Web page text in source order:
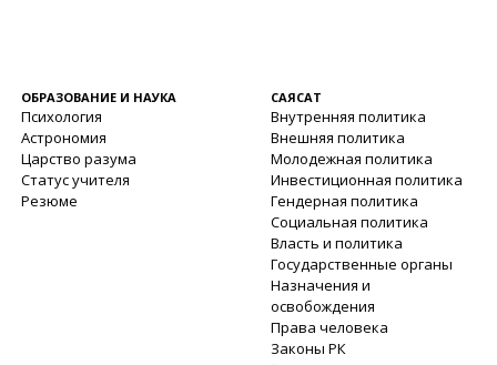
ОБРАЗОВАНИЕ И НАУКА
Психология
Астрономия
Царство разума
Статус учителя
Резюме
САЯСАТ
Внутренняя политика
Внешняя политика
Молодежная политика
Инвестиционная политика
Гендерная политика
Социальная политика
Власть и политика
Государственные органы
Назначения и
освобождения
Права человека
Законы РК